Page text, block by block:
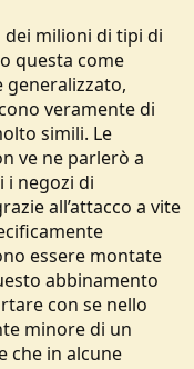
dei milioni di tipi di
questa come
generalizzato,
veramente di
simili. Le
ve ne parlerò a
i negozi di
all’attacco a vite
essere montate
abbinamento
con se nello
minore di un
che in alcune